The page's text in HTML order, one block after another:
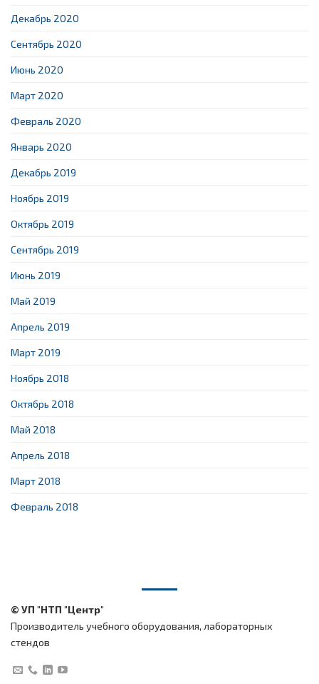
Декабрь 2020
Сентябрь 2020
Июнь 2020
Март 2020
Февраль 2020
Январь 2020
Декабрь 2019
Ноябрь 2019
Октябрь 2019
Сентябрь 2019
Июнь 2019
Май 2019
Апрель 2019
Март 2019
Ноябрь 2018
Октябрь 2018
Май 2018
Апрель 2018
Март 2018
Февраль 2018
© УП "НТП "Центр"
Производитель учебного оборудования, лабораторных
стендов